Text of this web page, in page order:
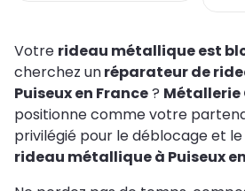
Votre rideau métallique est
cherchez unréparateur de
Puiseux en France? Métallerie
positionne comme votre
privilégié pour le déblocage et le
rideau métallique à Puiseux